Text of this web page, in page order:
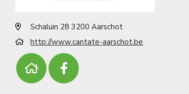
Schaluin 28 3200 Aarschot
http://www.cantate-aarschot.be